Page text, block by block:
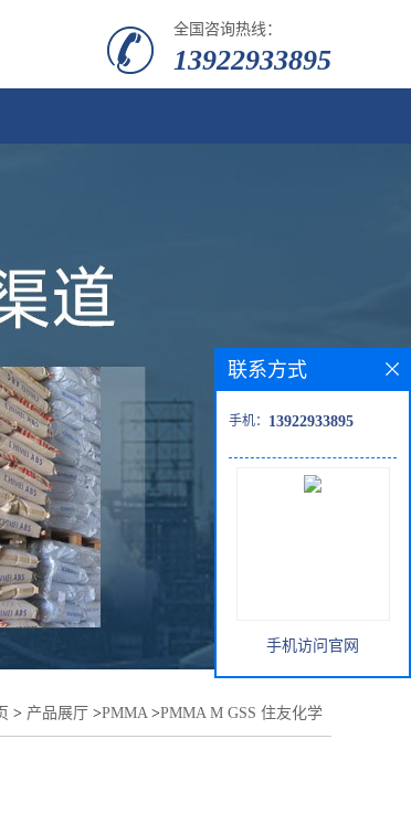
全国咨询热线：
13922933895
> 产品展厅 >PMMA >PMMA M GSS 住友化学
联系方式
手机： 13922933895
手机访问官网